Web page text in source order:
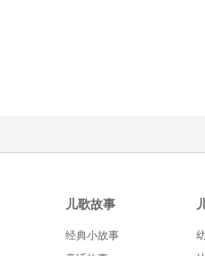
儿歌故事
经典小故事